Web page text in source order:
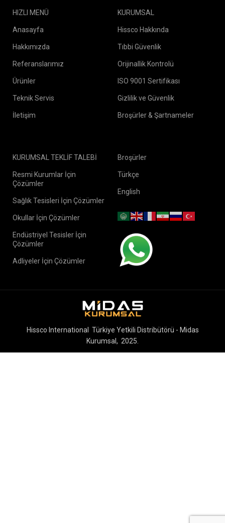
HIZLI MENÜ
Anasayfa
Hakkımızda
Referanslarımız
Ürünler
Teknik Servis
İletişim
KURUMSAL
Hissco Hakkında
Tıbbi Güvenlik
Orijinallik Kontrolü
ISO 9001 Sertifikası
Gizlilik ve Güvenlik
Broşürler & Şartnameler
KURUMSAL TEKLİF TALEBİ
Resmi Kurumlar İçin
Çözümler
Sağlık Tesisleri İçin Çözümler
Okullar İçin Çözümler
Endüstriyel Tesisler İçin
Çözümler
Adliyeler İçin Çözümler
Broşürler
Türkçe
English
Hissco International Türkiye Yetkili Distribütörü - Midas
Kurumsal, 2025.